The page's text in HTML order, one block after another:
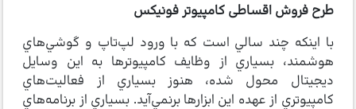
طرح فروش اقساطی كامپيوتر فونيكس
با اينكه چند سالي است كه با ورود لپ‌تاپ و گوشي‌هاي
هوشمند، بسياري از وظايف كامپيوترها به اين وسايل
ديجيتال محول شده، هنوز بسياري از فعاليت‌هاي
كامپيوتري از عهده اين ابزارها برنمي‌آيد. بسياري از برنامه‌هاي